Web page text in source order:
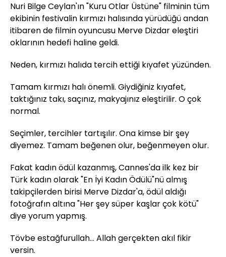
Nuri Bilge Ceylan'ın "Kuru Otlar Üstüne" filminin tüm
ekibinin festivalin kırmızı halısında yürüdüğü andan
itibaren de filmin oyuncusu Merve Dizdar eleştiri
oklarının hedefi haline geldi.
Neden, kırmızı halıda tercih ettiği kıyafet yüzünden.
Tamam kırmızı halı önemli. Giydiğiniz kıyafet,
taktığınız takı, saçınız, makyajınız eleştirilir. O çok
normal.
Seçimler, tercihler tartışılır. Ona kimse bir şey
diyemez. Tamam beğenen olur, beğenmeyen olur.
Fakat kadın ödül kazanmış, Cannes'da ilk kez bir
Türk kadın olarak "En İyi Kadın Ödülü"nü almış
takipçilerden birisi Merve Dizdar'a, ödül aldığı
fotoğrafın altına "Her şey süper kaşlar çok kötü"
diye yorum yapmış.
Tövbe estağfurullah... Allah gerçekten akıl fikir
versin.